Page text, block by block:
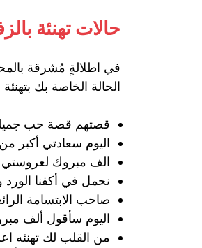
حالات تهنئة
في اطلالةٍ مُشرقة
الحالة الخاصة بك
قصتهم قصة حب جميلة
اليوم سعادتي أكبر
الف مبروك لعروستي
نحمل في أكفنا الورد
صاحب الابتسامة
اليوم سأقول ألف
من القلب لك تهنئه